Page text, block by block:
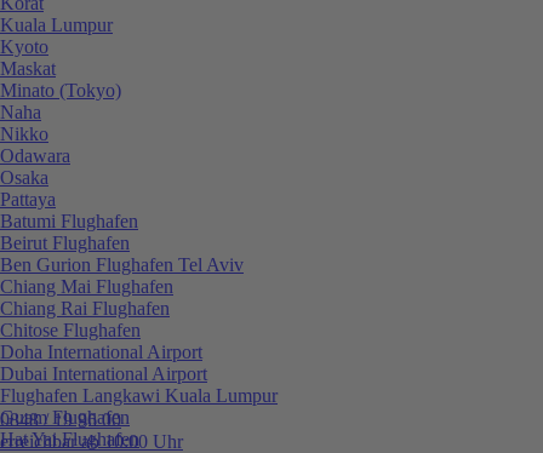
0848 / 19 96 00
erreichbar ab 10:00 Uhr
Kuala Lumpur
Kyoto
Maskat
Minato (Tokyo)
Naha
Nikko
Odawara
Osaka
Pattaya
Batumi Flughafen
Beirut Flughafen
Ben Gurion Flughafen Tel Aviv
Chiang Mai Flughafen
Chiang Rai Flughafen
Chitose Flughafen
Doha International Airport
Dubai International Airport
Flughafen Langkawi Kuala Lumpur
Guam Flughafen
Hat Yai Flughafen